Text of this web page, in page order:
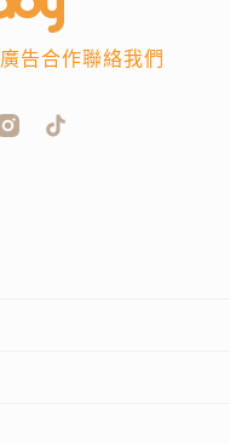
廣告合作聯絡我們